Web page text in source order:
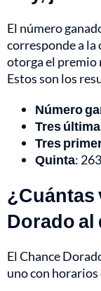
El número
corresponde a
otorga el premio
Estos son los
Número
Tres
Tres
Quinta:
¿Cuántas
Dorado al
El Chance
uno con horarios